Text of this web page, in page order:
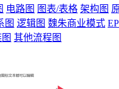
电路图 图表/表格 架构图
图 逻辑图 魏朱商业模式
其他流程图